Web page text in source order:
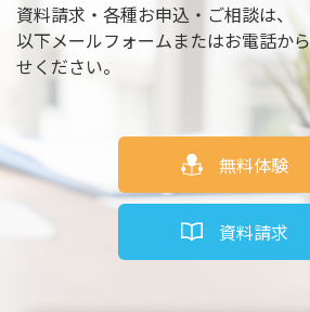
資料請求・各種お申込・ご相談は、
以下メールフォームまたはお電話か
せください。
無料体験
資料請求